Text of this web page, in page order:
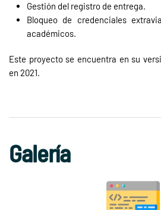
Gestión del registro de entrega.
Bloqueo de credenciales
académicos.
Este proyecto se encuentra en su
en 2021.
Galería